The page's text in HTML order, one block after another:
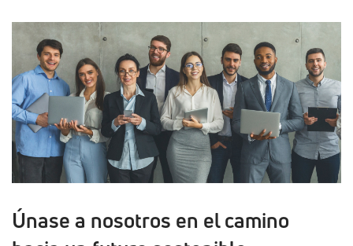
Únase a nosotros en el camino